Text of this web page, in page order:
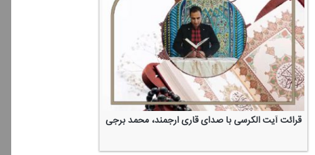
قرائت آیت الكرسی با صدای قاری ارجمند، محمد برجی